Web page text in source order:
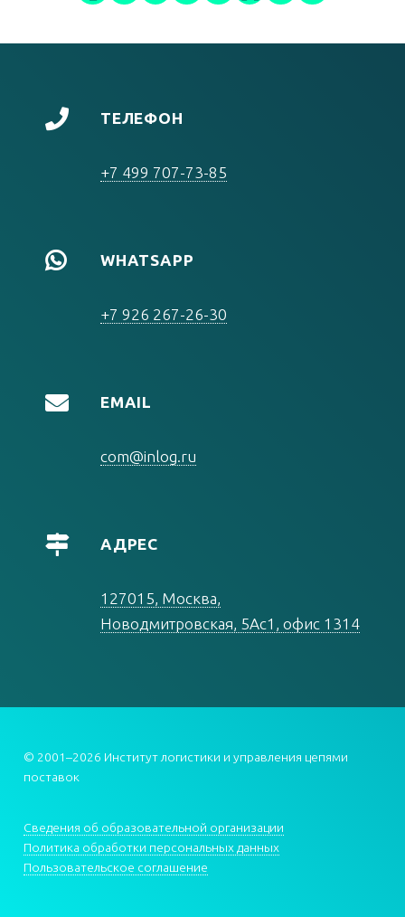
ТЕЛЕФОН
+7 499 707-73-85
WHATSAPP
+7 926 267-26-30
EMAIL
com@inlog.ru
АДРЕС
127015, Москва,
Новодмитровская, 5Ас1, офис 1314
© 2001–2026 Институт логистики и управления цепями
поставок
Сведения об образовательной организации
Политика обработки персональных данных
Пользовательское соглашение